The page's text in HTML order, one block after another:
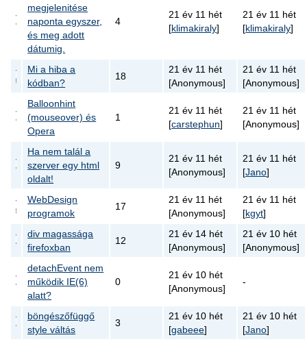
megjelenitése
naponta egyszer,
és meg adott
dátumig.
4
21 év 11 hét
[klimakiraly]
21 év 11 hét
[klimakiraly]
Mi a hiba a
kódban?
18
21 év 11 hét
[Anonymous]
21 év 11 hét
[Anonymous]
Balloonhint
(mouseover) és
Opera
1
21 év 11 hét
[carstephun]
21 év 11 hét
[Anonymous]
Ha nem talál a
szerver egy html
oldalt!
9
21 év 11 hét
[Anonymous]
21 év 11 hét
[Jano]
WebDesign
programok
17
21 év 11 hét
[Anonymous]
21 év 11 hét
[kgyt]
div magassága
firefoxban
12
21 év 14 hét
[Anonymous]
21 év 10 hét
[Anonymous]
detachEvent nem
működik IE(6)
alatt?
0
21 év 10 hét
[Anonymous]
-
böngészőfüggő
style váltás
3
21 év 10 hét
[gabeee]
21 év 10 hét
[Jano]